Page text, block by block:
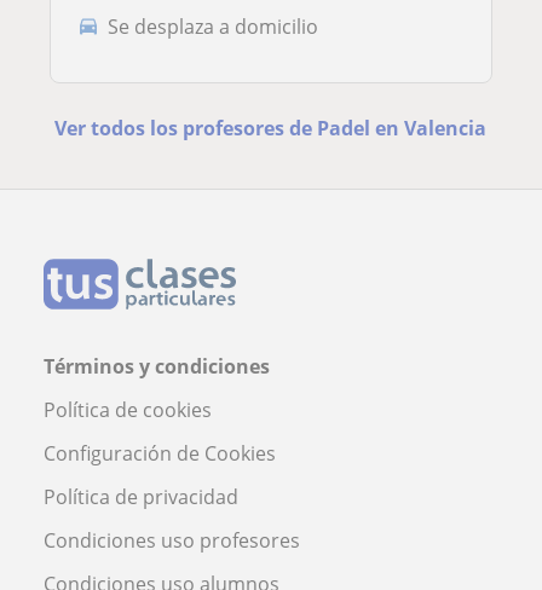
Se desplaza a domicilio
Ver todos los profesores de Padel en Valencia
Términos y condiciones
Política de cookies
Configuración de Cookies
Política de privacidad
Condiciones uso profesores
Condiciones uso alumnos